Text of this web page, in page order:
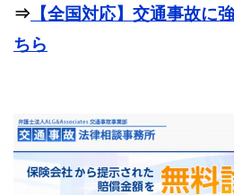
⇒ 【全国対応】交通事故に
ちら